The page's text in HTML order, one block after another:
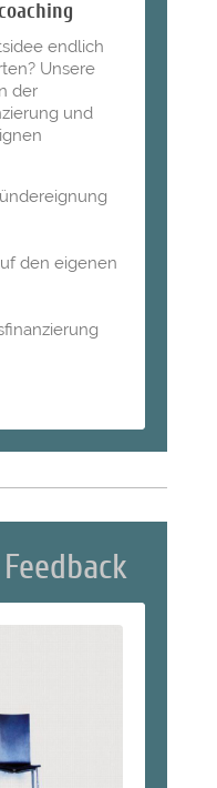
endlich
Unsere
der
und
den eigenen